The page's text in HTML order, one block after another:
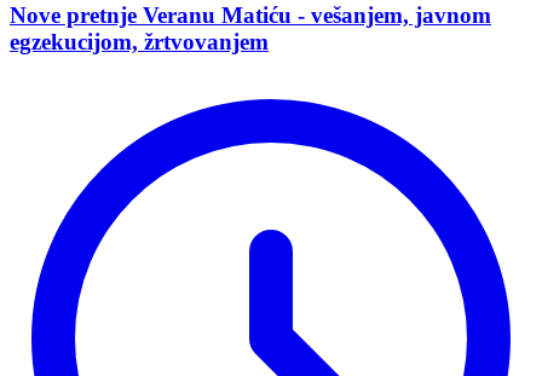
Nove pretnje Veranu Matiću - vešanjem, javnom
egzekucijom, žrtvovanjem